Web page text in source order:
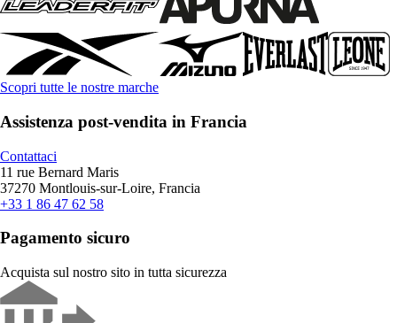
Scopri tutte le nostre marche
Assistenza post-vendita in Francia
Contattaci
11 rue Bernard Maris
37270 Montlouis-sur-Loire, Francia
+33 1 86 47 62 58
Pagamento sicuro
Acquista sul nostro sito in tutta sicurezza